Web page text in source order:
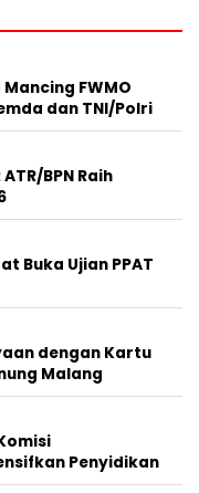
FWMO
dan TNI/Polri
BPN Raih
Buka Ujian PPAT
dengan Kartu
Malang
Penyidikan